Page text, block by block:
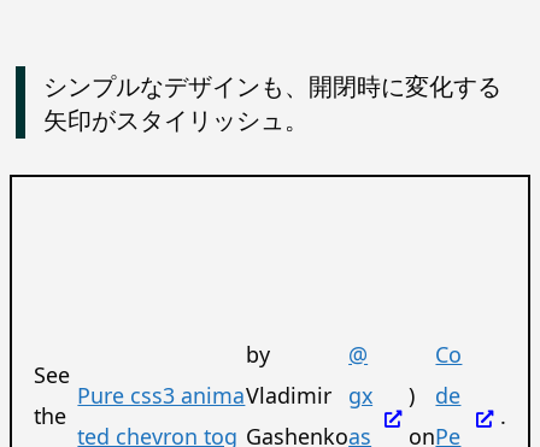
シンプルなデザインも、開閉時に変化する
矢印がスタイリッシュ。
See
the
Pure css3 anima
ted chevron tog
by
Vladimir
Gashenko
@
gx
as
)
on
Co
de
Pe
.